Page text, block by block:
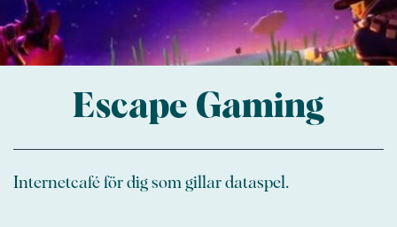
Escape Gaming
Internetcafé för dig som gillar dataspel.